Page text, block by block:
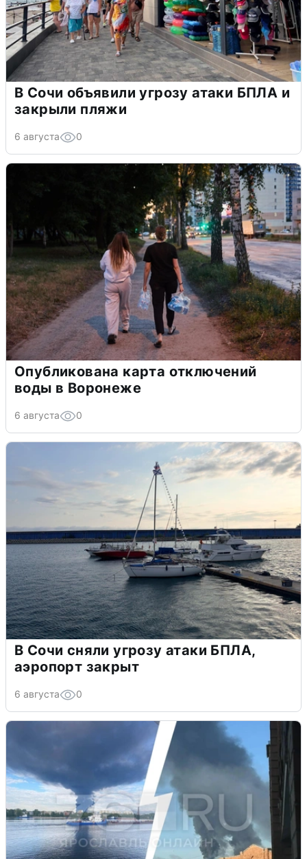
В Сочи объявили угрозу атаки БПЛА и
закрыли пляжи
6 августа 0
Опубликована карта отключений
воды в Воронеже
6 августа 0
В Сочи сняли угрозу атаки БПЛА,
аэропорт закрыт
6 августа 0